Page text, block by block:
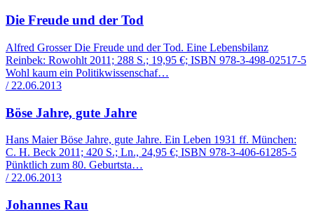
Die Freude und der Tod
Alfred Grosser Die Freude und der Tod. Eine Lebensbilanz
Reinbek: Rowohlt 2011; 288 S.; 19,95 €; ISBN 978-3-498-02517-5
Wohl kaum ein Politikwissenschaf…
/ 22.06.2013
Böse Jahre, gute Jahre
Hans Maier Böse Jahre, gute Jahre. Ein Leben 1931 ff. München:
C. H. Beck 2011; 420 S.; Ln., 24,95 €; ISBN 978-3-406-61285-5
Pünktlich zum 80. Geburtsta…
/ 22.06.2013
Johannes Rau